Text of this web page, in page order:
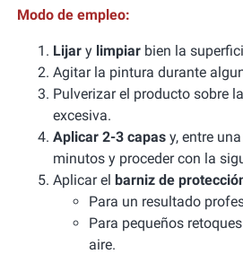
Modo de empleo:
Lijar y limpiar bien la
Agitar la pintura durante
Pulverizar el producto sobre
excesiva.
Aplicar 2-3 capas y, entre
minutos y proceder con la
Aplicar el barniz de
Para un resultado
Para pequeños
aire.